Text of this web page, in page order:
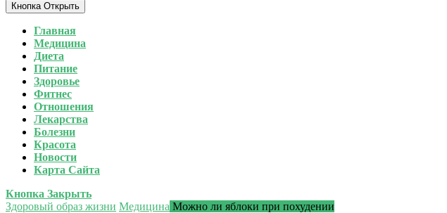
Кнопка Открыть
Главная
Медицина
Диета
Питание
Здоровье
Фитнес
Отношения
Лекарства
Болезни
Красота
Новости
Карта Сайта
Кнопка Закрыть
Здоровый образ жизни Медицина Можно ли яблоки при похудении